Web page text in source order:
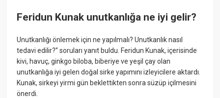
Feridun Kunak unutkanlığa ne iyi gelir?
Unutkanlığı önlemek için ne yapılmalı? Unutkanlık nasıl
tedavi edilir?” soruları yanıt buldu. Feridun Kunak, içerisinde
kivi, havuç, ginkgo biloba, biberiye ve yeşil çay olan
unutkanlığa iyi gelen doğal sirke yapımını izleyicilere aktardı.
Kunak, sirkeyi yirmi gün beklettikten sonra süzüp içilmesini
önerdi.